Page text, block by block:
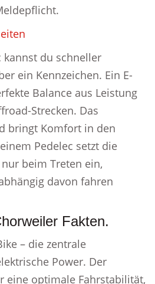
kannst du schneller
ein Kennzeichen. Ein E-
Balance aus Leistung
Strecken. Das
bringt Komfort in den
Pedelec setzt die
beim Treten ein,
davon fahren
Fakten.
– die zentrale
Power. Der
eine optimale Fahrstabilität,